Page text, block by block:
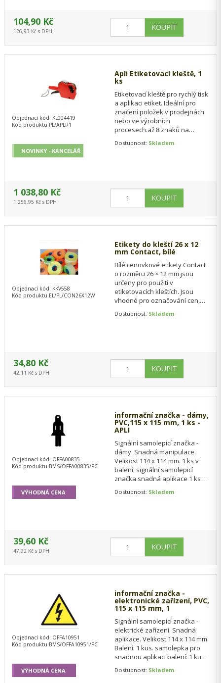
104,90 Kč
126,93 Kč s DPH
Apli Etiketovací kleště, 1
ks
Etiketovací kleště pro rychlý tisk
a aplikaci etiket. Ideální pro
značení položek v prodejnách
nebo ve výrobních
procesech.až 8 znaků na
etikety…
Dostupnost: Skladem
Objednací kód: KL004419
Kód produktu PL/APLI/1
1 038,80 Kč
1 256,95 Kč s DPH
NOVINKY - KANCELÁŘ
Etikety do kleští 26 x 12
mm Contact, bílé
Bílé cenovkové etikety Contact
o rozměru 26 × 12 mm jsou
určeny pro použití v
etiketovacích kleštích. Jsou
vhodné pro označování cen,
položek v…
Dostupnost: Skladem
Objednací kód: KKV558
Kód produktu EL/PL/CON26X12W
34,80 Kč
42,11 Kč s DPH
informační značka - dámy,
PVC,115 x 115 mm, 1 ks -
APLI
Signální samolepicí značka -
dámy. Snadná manipulace.
Velikost 114 x 114 mm. 1 ks v
balení. signální samolepicí
značka snadná aplikace 1 ks v
Dostupnost: Skladem
Objednací kód: OFFA00835
Kód produktu BMS/OFFA00835/PC
39,60 Kč
47,92 Kč s DPH
VÝHODNÁ CENA
informační značka -
elektronické zařízení, PVC,
115 x 115 mm, 1
Signální samolepicí značka -
elektrické zařízení. Snadná
aplikace. Velikost 114 x 114 mm.
Balení: 1 kus. samolepka pro
snadnou aplikaci balení: 1 kus
Dostupnost: Skladem
Objednací kód: OFFA10951
Kód produktu BMS/OFFA10951/PC
VÝHODNÁ CENA